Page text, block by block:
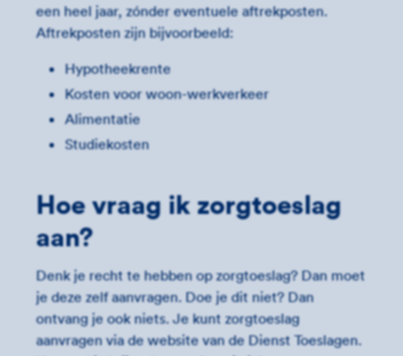
een heel jaar, zónder eventuele aftrekposten.
Aftrekposten zijn bijvoorbeeld:
Hypotheekrente
Kosten voor woon-werkverkeer
Alimentatie
Studiekosten
Hoe vraag ik zorgtoeslag
aan?
Denk je recht te hebben op zorgtoeslag? Dan moet
je deze zelf aanvragen. Doe je dit niet? Dan
ontvang je ook niets. Je kunt zorgtoeslag
aanvragen via de website van de Dienst Toeslagen.